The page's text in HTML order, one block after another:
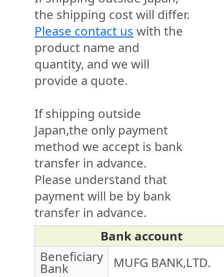
the shipping cost will differ.
Please contact us with the
product name and
quantity, and we will
provide a quote.
If shipping outside
Japan,the only payment
method we accept is bank
transfer in advance.
Please understand that
payment will be by bank
transfer in advance.
Bank account
Beneficiary
Bank
MUFG BANK,LTD.